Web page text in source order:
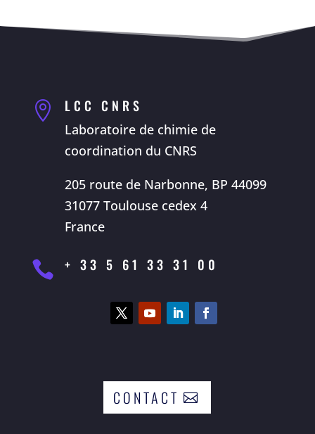
 LCC CNRS
Laboratoire de chimie de
coordination du CNRS
205 route de Narbonne, BP 44099
31077 Toulouse cedex 4
France
 + 33 5 61 33 31 00
CONTACT